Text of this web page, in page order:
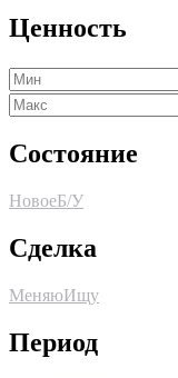
Ценность
Состояние
НовоеБ/У
Сделка
МеняюИщу
Период